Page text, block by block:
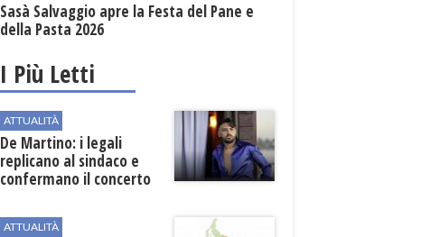
Sasà Salvaggio apre la Festa del Pane e
della Pasta 2026
I Più Letti
ATTUALITÀ
De Martino: i legali
replicano al sindaco e
confermano il concerto
ATTUALITÀ